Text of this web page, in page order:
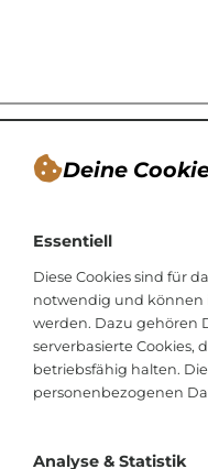
Deine
Essentiell
Diese Cookies sind für
notwendig und können
werden. Dazu gehören
serverbasierte Cookies,
betriebsfähig halten.
personenbezogenen
Analyse & Statistik
Blogger, Berater für
Viktoriastraße 48
33602 Bielefeld
hallo@soistfein.de